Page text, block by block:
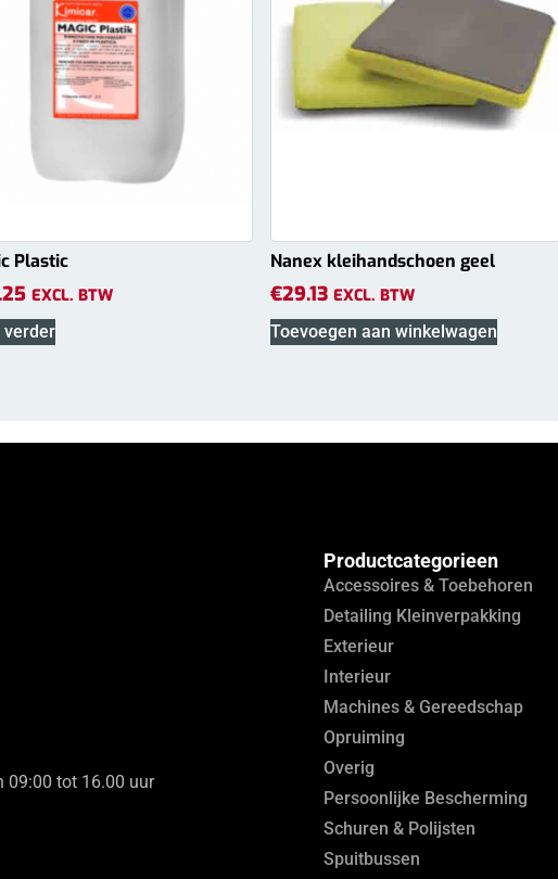
Plastic
EXCL. BTW
verder
Nanex kleihandschoen geel
€29.13 EXCL. BTW
Toevoegen aan winkelwagen
09:00 tot 16.00 uur
Productcategorieen
Accessoires & Toebehoren
Detailing Kleinverpakking
Exterieur
Interieur
Machines & Gereedschap
Opruiming
Overig
Persoonlijke Bescherming
Schuren & Polijsten
Spuitbussen